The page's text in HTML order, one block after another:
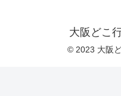
大阪どこ
© 2023 大阪